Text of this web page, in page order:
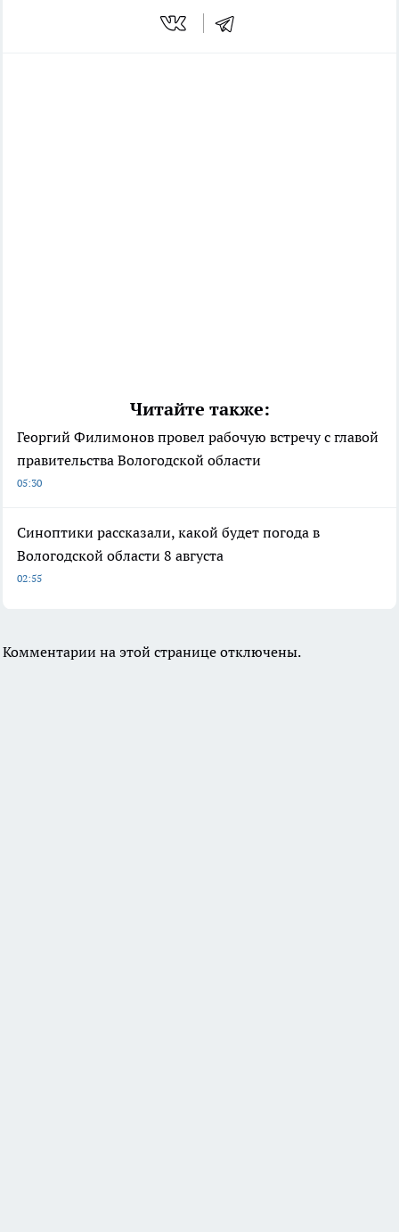
Читайте также:
Георгий Филимонов провел рабочую встречу с главой
правительства Вологодской области
05:30
Синоптики рассказали, какой будет погода в
Вологодской области 8 августа
02:55
Комментарии на этой странице отключены.